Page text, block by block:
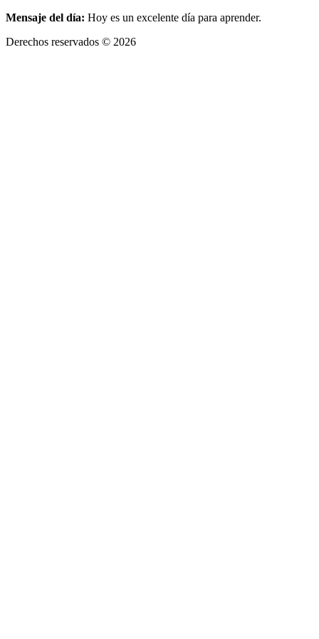
Mensaje del día: Hoy es un excelente día para aprender.
Derechos reservados © 2026